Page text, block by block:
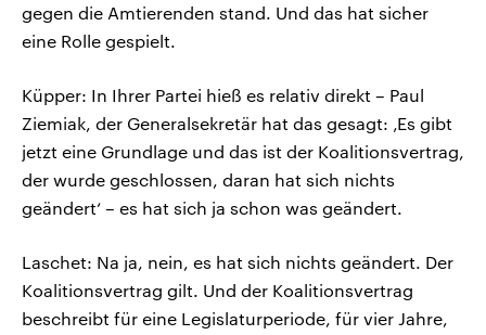
gegen die Amtierenden stand. Und das hat sicher
eine Rolle gespielt.
Küpper: In Ihrer Partei hieß es relativ direkt – Paul
Ziemiak, der Generalsekretär hat das gesagt: ‚Es gibt
jetzt eine Grundlage und das ist der Koalitionsvertrag,
der wurde geschlossen, daran hat sich nichts
geändert‘ – es hat sich ja schon was geändert.
Laschet: Na ja, nein, es hat sich nichts geändert. Der
Koalitionsvertrag gilt. Und der Koalitionsvertrag
beschreibt für eine Legislaturperiode, für vier Jahre,